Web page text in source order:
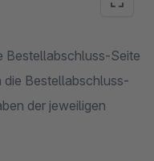
Bestellabschluss-Seite
Bestellabschluss-
der jeweiligen